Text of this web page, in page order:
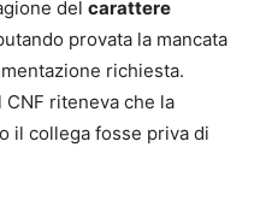
delle domande;
in sede
del carattere
provata la mancata
richiesta.
riteneva che la
il collega fosse priva di